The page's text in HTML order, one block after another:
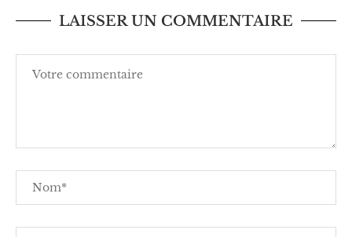
LAISSER UN COMMENTAIRE